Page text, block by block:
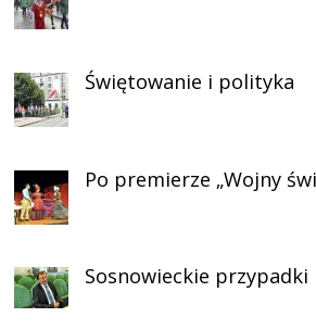
Świętowanie i polityka
Po premierze „Wojny
Sosnowieckie przypadki